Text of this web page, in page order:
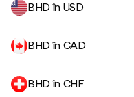
BHD în USD
BHD în CAD
BHD în CHF